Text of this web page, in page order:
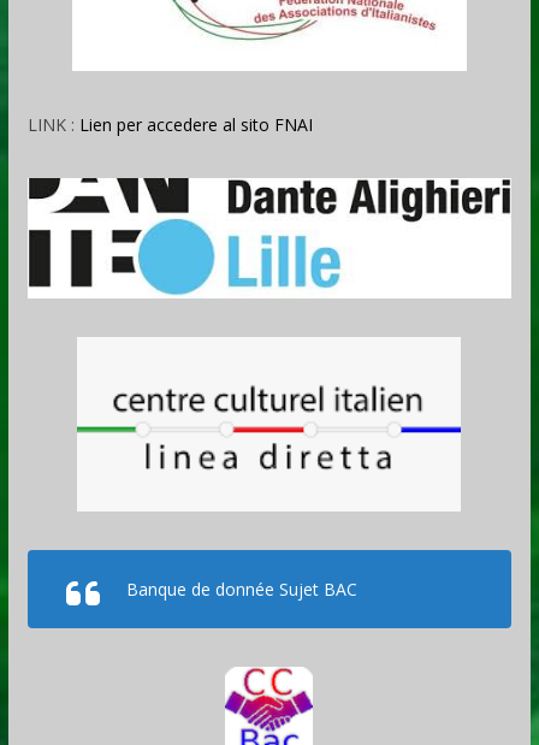
LINK : Lien per accedere al sito FNAI
Banque de donnée Sujet BAC